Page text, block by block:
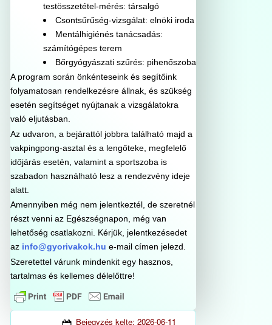
testösszetétel-mérés: társalgó
Csontsűrűség-vizsgálat: elnöki iroda
Mentálhigiénés tanácsadás:
számítógépes terem
Bőrgyógyászati szűrés: pihenőszoba
A program során önkénteseink és segítőink
folyamatosan rendelkezésre állnak, és szükség
esetén segítséget nyújtanak a vizsgálatokra
való eljutásban.
Az udvaron, a bejárattól jobbra található majd a
vakpingpong-asztal és a lengőteke, megfelelő
időjárás esetén, valamint a sportszoba is
szabadon használható lesz a rendezvény ideje
alatt.
Amennyiben még nem jelentkeztél, de szeretnél
részt venni az Egészségnapon, még van
lehetőség csatlakozni. Kérjük, jelentkezésedet
az info@gyorivakok.hu e-mail címen jelezd.
Szeretettel várunk mindenkit egy hasznos,
tartalmas és kellemes délelőttre!
Bejegyzés kelte: 2026-06-11